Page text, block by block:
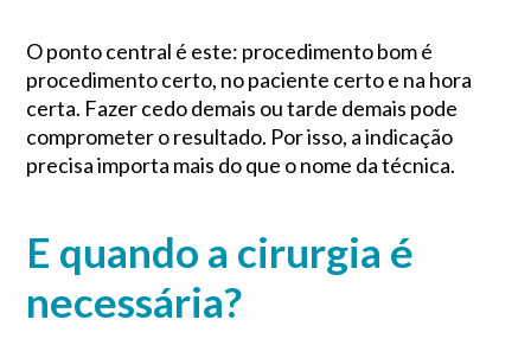
O ponto central é este: procedimento bom é
procedimento certo, no paciente certo e na hora
certa. Fazer cedo demais ou tarde demais pode
comprometer o resultado. Por isso, a indicação
precisa importa mais do que o nome da técnica.
E quando a cirurgia é
necessária?